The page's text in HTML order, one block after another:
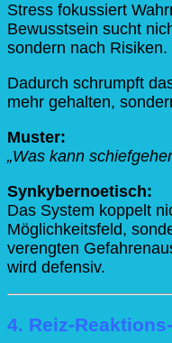
Stress fokussiert
Bewusstsein sucht
sondern nach Risiken.
Dadurch schrumpft
mehr gehalten,
Muster:
„Was kann
Synkybernoetisch:
Das System koppelt
Möglichkeitsfeld,
verengten
wird defensiv.
4. Reiz-